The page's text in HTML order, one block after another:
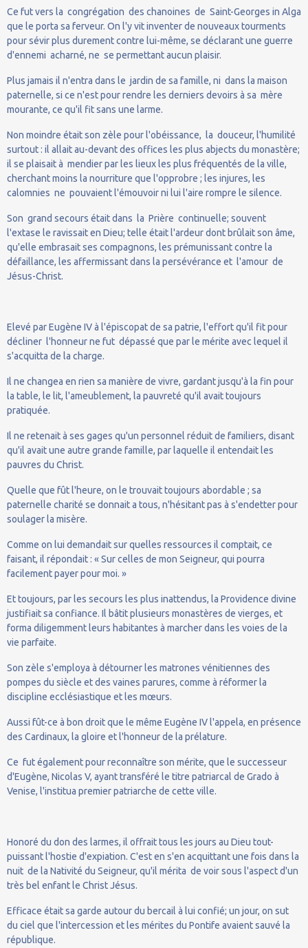
Ce fut vers la congrégation des chanoines de Saint-Georges in Alga
que le porta sa ferveur. On l'y vit inventer de nouveaux tourments
pour sévir plus durement contre lui-même, se déclarant une guerre
d'ennemi acharné, ne se permettant aucun plaisir.
Plus jamais il n'entra dans le jardin de sa famille, ni dans la maison
paternelle, si ce n'est pour rendre les derniers devoirs à sa mère
mourante, ce qu'il fit sans une larme.
Non moindre était son zèle pour l'obéissance, la douceur, l'humilité
surtout : il allait au-devant des offices les plus abjects du monastère;
il se plaisait à mendier par les lieux les plus fréquentés de la ville,
cherchant moins la nourriture que l'opprobre ; les injures, les
calomnies ne pouvaient l'émouvoir ni lui l'aire rompre le silence.
Son grand secours était dans la Prière continuelle; souvent
l'extase le ravissait en Dieu; telle était l'ardeur dont brûlait son âme,
qu'elle embrasait ses compagnons, les prémunissant contre la
défaillance, les affermissant dans la persévérance et l'amour de
Jésus-Christ.
Elevé par Eugène IV à l'épiscopat de sa patrie, l'effort qu'il fit pour
décliner l'honneur ne fut dépassé que par le mérite avec lequel il
s'acquitta de la charge.
Il ne changea en rien sa manière de vivre, gardant jusqu'à la fin pour
la table, le lit, l'ameublement, la pauvreté qu'il avait toujours
pratiquée.
Il ne retenait à ses gages qu'un personnel réduit de familiers, disant
qu'il avait une autre grande famille, par laquelle il entendait les
pauvres du Christ.
Quelle que fût l'heure, on le trouvait toujours abordable ; sa
paternelle charité se donnait a tous, n'hésitant pas à s'endetter pour
soulager la misère.
Comme on lui demandait sur quelles ressources il comptait, ce
faisant, il répondait : « Sur celles de mon Seigneur, qui pourra
facilement payer pour moi. »
Et toujours, par les secours les plus inattendus, la Providence divine
justifiait sa confiance. Il bâtit plusieurs monastères de vierges, et
forma diligemment leurs habitantes à marcher dans les voies de la
vie parfaite.
Son zèle s'employa à détourner les matrones vénitiennes des
pompes du siècle et des vaines parures, comme à réformer la
discipline ecclésiastique et les mœurs.
Aussi fût-ce à bon droit que le même Eugène IV l'appela, en présence
des Cardinaux, la gloire et l'honneur de la prélature.
Ce fut également pour reconnaître son mérite, que le successeur
d'Eugène, Nicolas V, ayant transféré le titre patriarcal de Grado à
Venise, l'institua premier patriarche de cette ville.
Honoré du don des larmes, il offrait tous les jours au Dieu tout-
puissant l'hostie d'expiation. C'est en s'en acquittant une fois dans la
nuit de la Nativité du Seigneur, qu'il mérita de voir sous l'aspect d'un
très bel enfant le Christ Jésus.
Efficace était sa garde autour du bercail à lui confié; un jour, on sut
du ciel que l'intercession et les mérites du Pontife avaient sauvé la
république.